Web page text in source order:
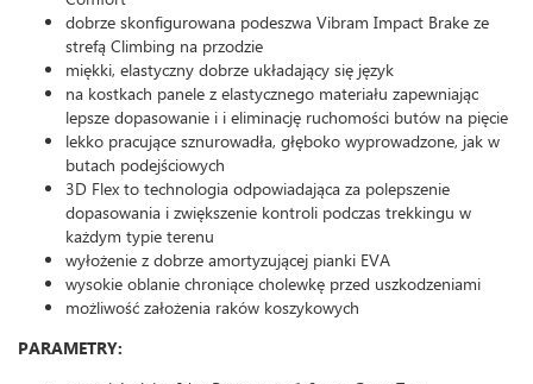
dobrze skonfigurowana podeszwa Vibram Impact Brake ze
strefą Climbing na przodzie
miękki, elastyczny dobrze układający się język
na kostkach panele z elastycznego materiału zapewniając
lepsze dopasowanie i i eliminację ruchomości butów na pięcie
lekko pracujące sznurowadła, głęboko wyprowadzone, jak w
butach podejściowych
3D Flex to technologia odpowiadająca za polepszenie
dopasowania i zwiększenie kontroli podczas trekkingu w
każdym typie terenu
wyłożenie z dobrze amortyzującej pianki EVA
wysokie oblanie chroniące cholewkę przed uszkodzeniami
możliwość założenia raków koszykowych
PARAMETRY: